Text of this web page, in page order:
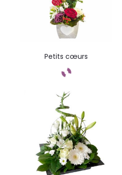
Petits cœurs
Add to cart